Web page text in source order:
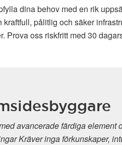
dina behov med en rik
pålitlig och säker
Prova oss riskfritt med 30
avancerade färdiga element
Kräver inga förkunskaper,